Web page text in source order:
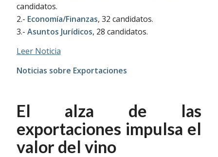
candidatos.
2.- Economía/Finanzas, 32 candidatos.
3.- Asuntos Jurídicos, 28 candidatos.
Leer Noticia
Noticias sobre Exportaciones
El alza de las
exportaciones impulsa el
valor del vino